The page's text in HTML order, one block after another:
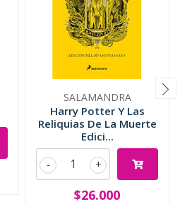
SALAMANDRA
Harry Potter Y Las
Reliquias De La Muerte
Edici...
+
-
$26.000